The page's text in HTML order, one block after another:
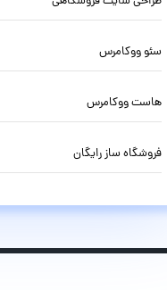
سئو ووکامرس
هاست ووکامرس
فروشگاه ساز رایگان